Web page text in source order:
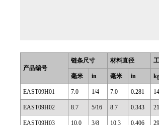
产品编号
链条尺寸 材料直径
毫米 in 毫米 in
EAST09H01 7.0 1/4 7.0 0.281
EAST09H02 8.7 5/16 8.7 0.343
EAST09H03 10.0 3/8 10.3 0.406